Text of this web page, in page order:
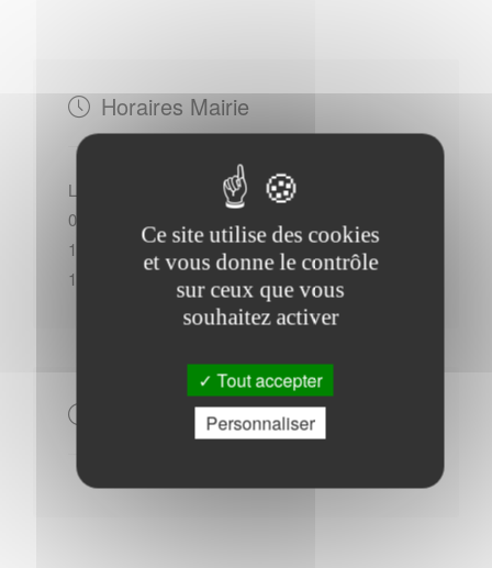
Horaires Mairie
Lundi : - 14h00 à 17h00Du Mardi au Mercredi : -
09h00 à 12h00 - 14h00 à 17h00Jeudi : - 09h00 à
12h00Vendredi : - 09h00 à 12h00 - 14h00 à
17h00Samedi : - 09h00 à 12h00
Ce site utilise des cookies
et vous donne le contrôle
sur ceux que vous
souhaitez activer
Tout accepter
Personnaliser